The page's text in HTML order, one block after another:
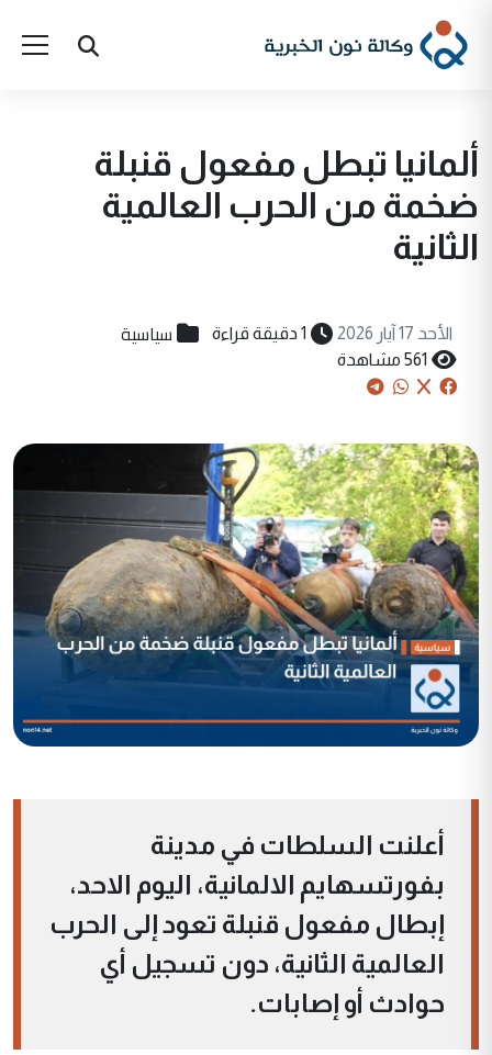
ألمانيا تبطل مفعول قنبلة
ضخمة من الحرب العالمية
الثانية
الأحد 17 آيار 2026 1 دقيقة قراءة سياسية
561 مشاهدة
أعلنت السلطات في مدينة
بفورتسهايم الالمانية، اليوم الاحد،
إبطال مفعول قنبلة تعود إلى الحرب
العالمية الثانية، دون تسجيل أي
حوادث أو إصابات.